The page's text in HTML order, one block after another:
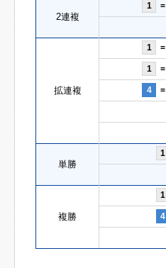
2連複
1 =
拡連複
1 =
1 =
4 =
単勝
1
複勝
1
4